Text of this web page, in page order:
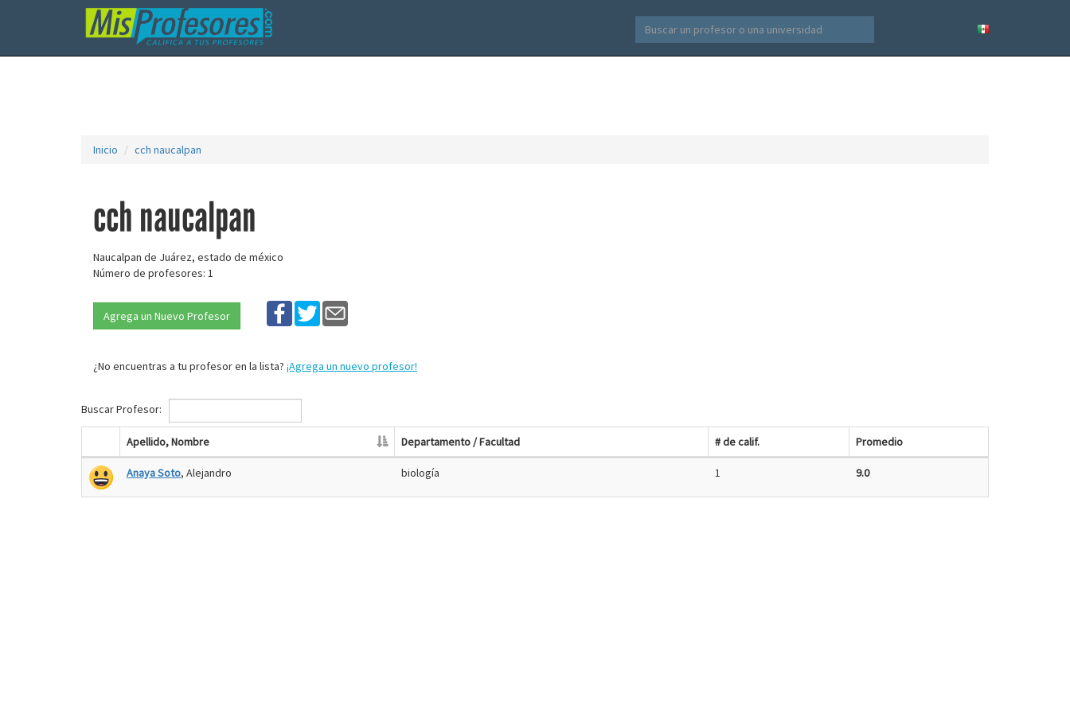
Inicio cch naucalpan
cch naucalpan
Naucalpan de Juárez, estado de méxico
Número de profesores: 1
Agrega un Nuevo Profesor
¿No encuentras a tu profesor en la lista? ¡Agrega un nuevo profesor!
Buscar Profesor:
Apellido, Nombre Departamento / Facultad # de calif. Promedio
Anaya Soto, Alejandro biología 1 9.0